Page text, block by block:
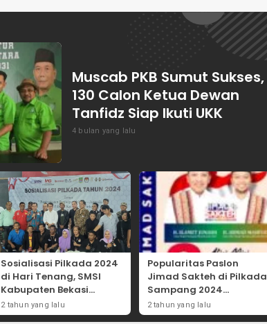
Muscab PKB Sumut Sukses,
130 Calon Ketua Dewan
Tanfidz Siap Ikuti UKK
4 bulan yang lalu
Sosialisasi Pilkada 2024
di Hari Tenang, SMSI
Kabupaten Bekasi
Dorong Angka
Partisipasi Masyarakat
2 tahun yang lalu
Popularitas Paslon
Jimad Sakteh di Pilkada
Sampang 2024
Didorong Kebijakan
Populis dan Dukungan
2 tahun yang lalu